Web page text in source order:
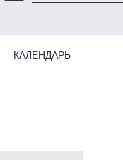
КАЛЕНДАРЬ